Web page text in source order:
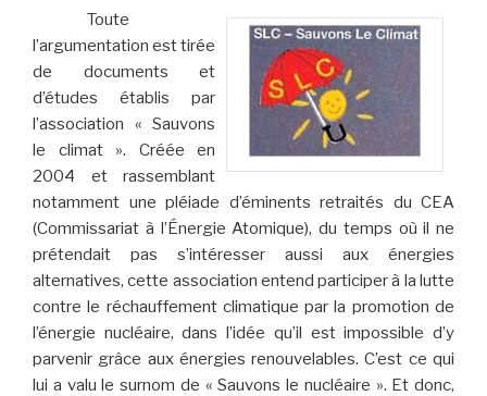
Toute
l’argumentation est tirée
de documents et
d’études établis par
l’association « Sauvons
le climat ». Créée en
2004 et rassemblant
notamment une pléiade d’éminents retraités du CEA
(Commissariat à l’Énergie Atomique), du temps où il ne
prétendait pas s’intéresser aussi aux énergies
alternatives, cette association entend participer à la lutte
contre le réchauffement climatique par la promotion de
l’énergie nucléaire, dans l’idée qu’il est impossible d’y
parvenir grâce aux énergies renouvelables. C’est ce qui
lui a valu le surnom de « Sauvons le nucléaire ». Et donc,